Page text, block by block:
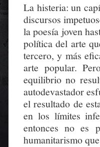
La histeria: un
discursos
la poesía joven
política del arte
tercero, y más
arte popular.
equilibrio no
autodevastador
el resultado de
en los límites
entonces no es
humanitarismo